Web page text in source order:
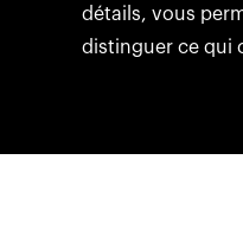
détails, vous
distinguer ce qui